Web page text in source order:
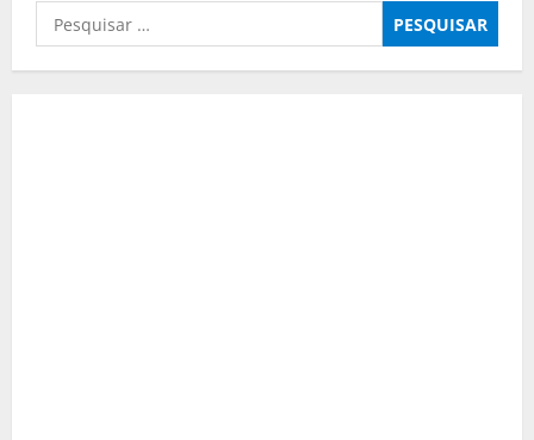
Pesquisar
por: